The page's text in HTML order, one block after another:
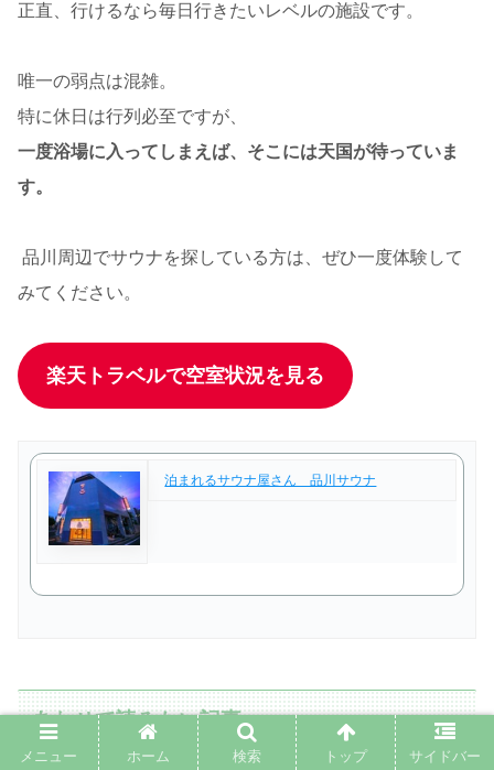
正直、行けるなら毎日行きたいレベルの施設です。
唯一の弱点は混雑。
特に休日は行列必至ですが、
一度浴場に入ってしまえば、そこには天国が待っていま
す。
品川周辺でサウナを探している方は、ぜひ一度体験して
みてください。
楽天トラベルで空室状況を見る
泊まれるサウナ屋さん 品川サウナ
あわせて読みたい記事
メニュー ホーム 検索 トップ サイドバー